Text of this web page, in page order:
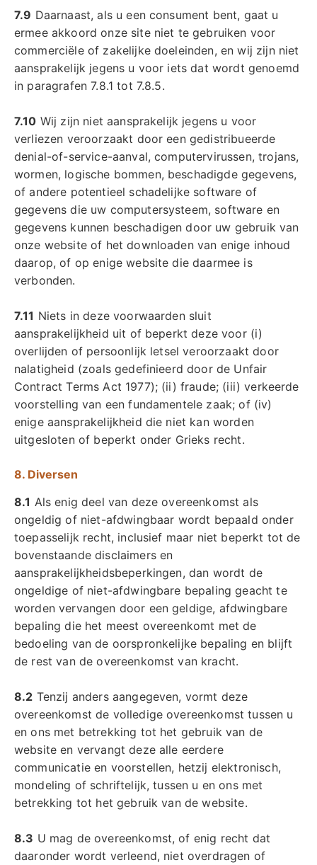
7.9 Daarnaast, als u een consument bent, gaat u
ermee akkoord onze site niet te gebruiken voor
commerciële of zakelijke doeleinden, en wij zijn niet
aansprakelijk jegens u voor iets dat wordt genoemd
in paragrafen 7.8.1 tot 7.8.5.
7.10 Wij zijn niet aansprakelijk jegens u voor
verliezen veroorzaakt door een gedistribueerde
denial-of-service-aanval, computervirussen, trojans,
wormen, logische bommen, beschadigde gegevens,
of andere potentieel schadelijke software of
gegevens die uw computersysteem, software en
gegevens kunnen beschadigen door uw gebruik van
onze website of het downloaden van enige inhoud
daarop, of op enige website die daarmee is
verbonden.
7.11 Niets in deze voorwaarden sluit
aansprakelijkheid uit of beperkt deze voor (i)
overlijden of persoonlijk letsel veroorzaakt door
nalatigheid (zoals gedefinieerd door de Unfair
Contract Terms Act 1977); (ii) fraude; (iii) verkeerde
voorstelling van een fundamentele zaak; of (iv)
enige aansprakelijkheid die niet kan worden
uitgesloten of beperkt onder Grieks recht.
8. Diversen
8.1 Als enig deel van deze overeenkomst als
ongeldig of niet-afdwingbaar wordt bepaald onder
toepasselijk recht, inclusief maar niet beperkt tot de
bovenstaande disclaimers en
aansprakelijkheidsbeperkingen, dan wordt de
ongeldige of niet-afdwingbare bepaling geacht te
worden vervangen door een geldige, afdwingbare
bepaling die het meest overeenkomt met de
bedoeling van de oorspronkelijke bepaling en blijft
de rest van de overeenkomst van kracht.
8.2 Tenzij anders aangegeven, vormt deze
overeenkomst de volledige overeenkomst tussen u
en ons met betrekking tot het gebruik van de
website en vervangt deze alle eerdere
communicatie en voorstellen, hetzij elektronisch,
mondeling of schriftelijk, tussen u en ons met
betrekking tot het gebruik van de website.
8.3 U mag de overeenkomst, of enig recht dat
daaronder wordt verleend, niet overdragen of